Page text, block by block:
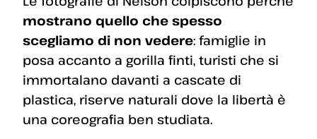
mostrano quello che spesso
scegliamo di non vedere: famiglie in
posa accanto a gorilla finti, turisti che si
immortalano davanti a cascate di
plastica, riserve naturali dove la libertà è
una coreografia ben studiata.